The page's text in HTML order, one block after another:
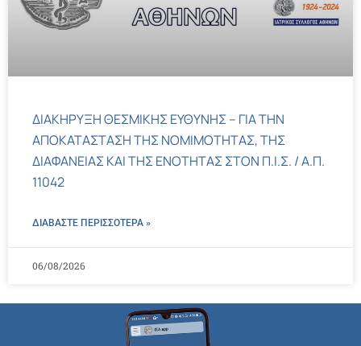
ΔΙΑΚΗΡΥΞΗ ΘΕΣΜΙΚΗΣ ΕΥΘΥΝΗΣ – ΓΙΑ ΤΗΝ
ΑΠΟΚΑΤΑΣΤΑΣΗ ΤΗΣ ΝΟΜΙΜΟΤΗΤΑΣ, ΤΗΣ
ΔΙΑΦΑΝΕΙΑΣ ΚΑΙ ΤΗΣ ΕΝΟΤΗΤΑΣ ΣΤΟΝ Π.Ι.Σ. / Α.Π.
11042
ΔΙΑΒΑΣΤΕ ΠΕΡΙΣΣΌΤΕΡΑ »
06/08/2026